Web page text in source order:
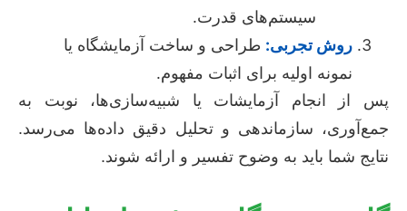
سیستم‌های قدرت.
روش تجربی: طراحی و ساخت آزمایشگاه یا
نمونه اولیه برای اثبات مفهوم.
پس از انجام آزمایشات یا شبیه‌سازی‌ها، نوبت به
جمع‌آوری، سازماندهی و تحلیل دقیق داده‌ها می‌رسد.
نتایج شما باید به وضوح تفسیر و ارائه شوند.